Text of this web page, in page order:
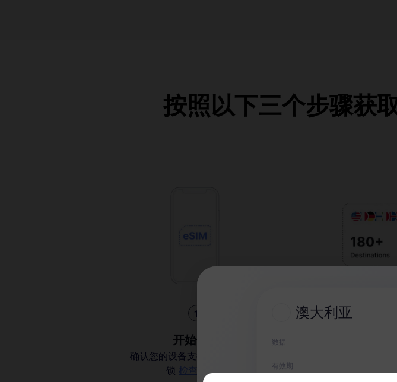
按照以下三个步骤获
1
开始使用
确认您的设备支持 eSIM 并且解
锁 检查兼容性
澳大利亚
数据
有效期